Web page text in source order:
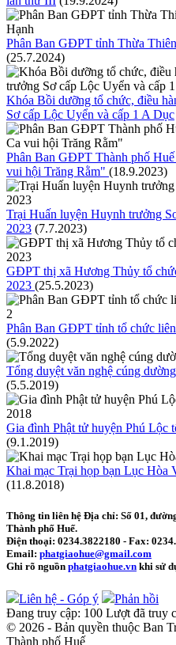
Phân Ban GĐPT tỉnh Thừa
(25.7.2024)
Khóa Bồi dưỡng tổ chức, điều
Sơ cấp Lộc Uyển và cấp 1 A Dục
Phân Ban GĐPT Thành phố
vui hội Trăng Rằm" (18.9.2023)
Trại Huấn luyện Huynh trưởng
2023 (7.7.2023)
GĐPT thị xã Hương Thủy tổ
2023 (25.5.2023)
Phân Ban GĐPT tỉnh tổ chức
(5.9.2022)
Tổng duyệt văn nghệ cúng
(5.5.2019)
Gia đình Phật tử huyện Phú Lộc
(9.1.2019)
Khai mạc Trại họp bạn Lục
(11.8.2018)
Thông tin liên hệ Địa chỉ: Số 01,
Thành phố Huế.
Điện thoại: 0234.3822180 - Fax:
Email: phatgiaohue@gmail.com
Ghi rõ nguồn phatgiaohue.vn khi sử
Liên hệ - Góp ý
Phản hồi
Đang truy cập: 100 Lượt đã truy
© 2026 - Bản quyền thuộc Ban
Thành phố Huế